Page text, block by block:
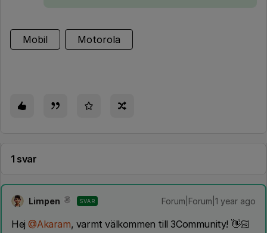
Mobil Motorola
1 svar
Limpen SVAR Forum|Forum|1 year ago
Hej ​@Akaram, varmt välkommen till 3Community! 👋🏻